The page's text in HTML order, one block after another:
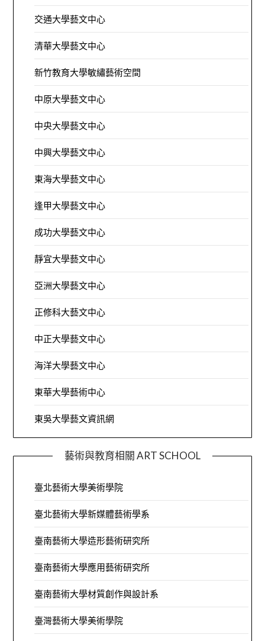
交通大學藝文中心
清華大學藝文中心
新竹教育大學敏繡藝術空間
中原大學藝文中心
中央大學藝文中心
中興大學藝文中心
東海大學藝文中心
逢甲大學藝文中心
成功大學藝文中心
靜宜大學藝文中心
亞洲大學藝文中心
正修科大藝文中心
中正大學藝文中心
海洋大學藝文中心
東華大學藝術中心
東吳大學藝文資訊網
藝術與教育相關 ART SCHOOL
臺北藝術大學美術學院
臺北藝術大學新媒體藝術學系
臺南藝術大學造形藝術研究所
臺南藝術大學應用藝術研究所
臺南藝術大學材質創作與設計系
臺灣藝術大學美術學院